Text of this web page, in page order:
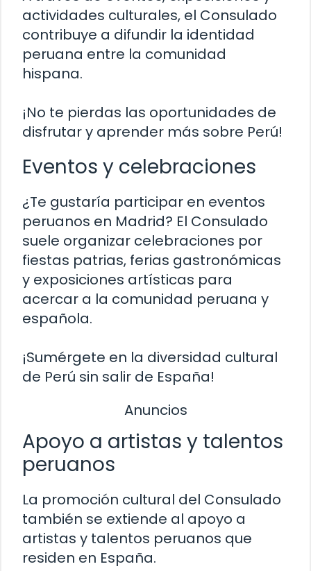
actividades culturales, el Consulado
contribuye a difundir la identidad
peruana entre la comunidad
hispana.
¡No te pierdas las oportunidades de
disfrutar y aprender más sobre Perú!
Eventos y celebraciones
¿Te gustaría participar en eventos
peruanos en Madrid? El Consulado
suele organizar celebraciones por
fiestas patrias, ferias gastronómicas
y exposiciones artísticas para
acercar a la comunidad peruana y
española.
¡Sumérgete en la diversidad cultural
de Perú sin salir de España!
Anuncios
Apoyo a artistas y talentos
peruanos
La promoción cultural del Consulado
también se extiende al apoyo a
artistas y talentos peruanos que
residen en España.